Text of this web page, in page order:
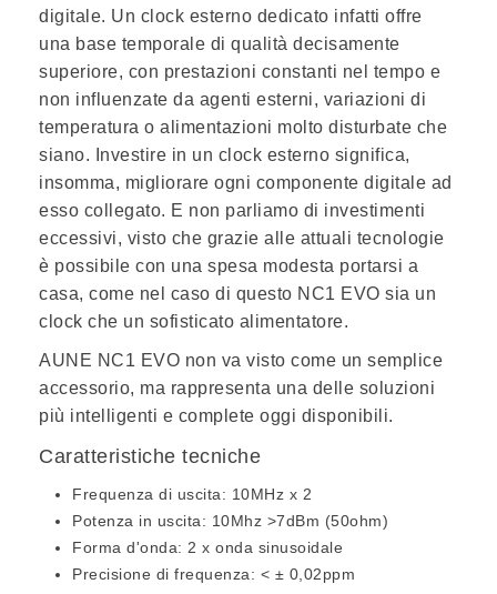
digitale. Un clock esterno dedicato infatti offre
una base temporale di qualità decisamente
superiore, con prestazioni constanti nel tempo e
non influenzate da agenti esterni, variazioni di
temperatura o alimentazioni molto disturbate che
siano. Investire in un clock esterno significa,
insomma, migliorare ogni componente digitale ad
esso collegato. E non parliamo di investimenti
eccessivi, visto che grazie alle attuali tecnologie
è possibile con una spesa modesta portarsi a
casa, come nel caso di questo NC1 EVO sia un
clock che un sofisticato alimentatore.
AUNE NC1 EVO non va visto come un semplice
accessorio, ma rappresenta una delle soluzioni
più intelligenti e complete oggi disponibili.
Caratteristiche tecniche
Frequenza di uscita: 10MHz x 2
Potenza in uscita: 10Mhz >7dBm (50ohm)
Forma d'onda: 2 x onda sinusoidale
Precisione di frequenza: < ± 0,02ppm